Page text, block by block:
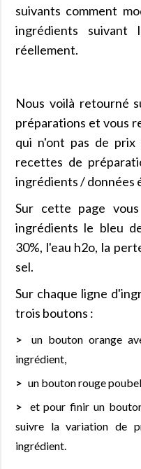
suivants comment
ingrédients
réellement.
Nous voilà retourné
préparations et vous
qui n'ont pas de
recettes de
ingrédients / données
Sur cette page
ingrédients le bleu
30%, l'eau h2o, la
sel.
Sur chaque ligne
trois boutons :
un bouton orange
ingrédient,
un bouton rouge
et pour finir un
suivre la variation de
ingrédient.